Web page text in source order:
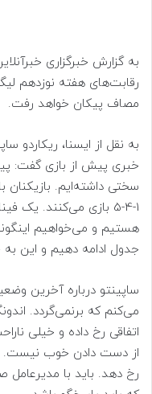
به گزارش خبرگزاری
مصاف پیکان خواهد رفت.
به نقل از ایسنا، ریکاردو
خبری پیش از بازی گفت:
سختی داشته‌ایم. بازیکنان
1-4-5 بازی می‌کنند.
هستیم و می‌خواهیم
جدول ادامه دهیم و این به
ساپینتو درباره آخرین
می‌کنم که برنمی‌گردد.
اتفاقی رخ داده و خیلی
از دست دادن خوب نیست.
رخ دهد. باید با